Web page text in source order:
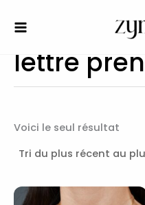
lettre
Voici le seul résultat